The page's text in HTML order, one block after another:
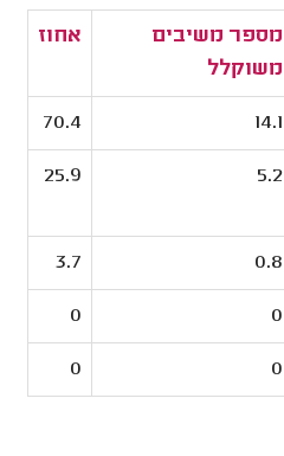
מספר משיבים
משוקלל
אחוז
14.1
70.4
5.2
25.9
0.8
3.7
0
0
0
0